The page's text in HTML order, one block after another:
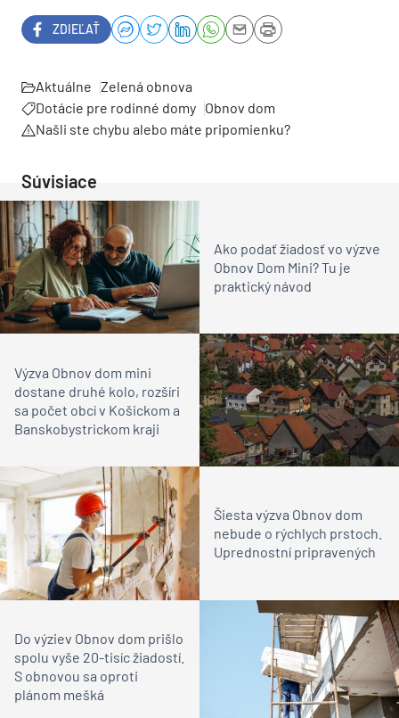
ZDIEĽAŤ
Aktuálne Zelená obnova
Dotácie pre rodinné domy Obnov dom
Našli ste chybu alebo máte pripomienku?
Súvisiace
Ako podať žiadosť vo výzve
Obnov Dom Mini? Tu je
praktický návod
Výzva Obnov dom mini
dostane druhé kolo, rozšíri
sa počet obcí v Košickom a
Banskobystrickom kraji
Šiesta výzva Obnov dom
nebude o rýchlych prstoch.
Uprednostní pripravených
Do výziev Obnov dom prišlo
spolu vyše 20-tisíc žiadostí.
S obnovou sa oproti
plánom mešká